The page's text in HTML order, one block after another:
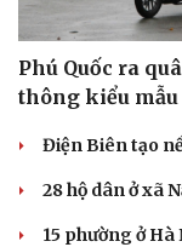
Phú Quốc ra
thông kiểu mẫu
Điện Biên tạo
28 hộ dân ở xã
15 phường ở